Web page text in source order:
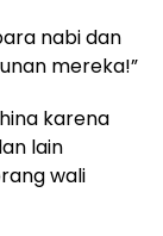
nabi dan
mereka!”
karena
lain
wali